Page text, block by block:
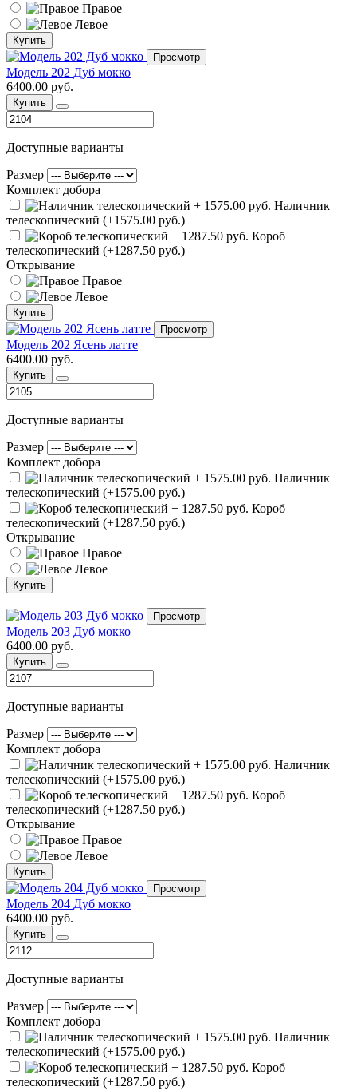
Правое
Левое
Купить
Просмотр
Модель 202 Дуб мокко
6400.00 руб.
Купить
Доступные варианты
Размер
Комплект добора
Наличник
телескопический (+1575.00 руб.)
Короб
телескопический (+1287.50 руб.)
Открывание
Правое
Левое
Купить
Просмотр
Модель 202 Ясень латте
6400.00 руб.
Купить
Доступные варианты
Размер
Комплект добора
Наличник
телескопический (+1575.00 руб.)
Короб
телескопический (+1287.50 руб.)
Открывание
Правое
Левое
Купить
Просмотр
Модель 203 Дуб мокко
6400.00 руб.
Купить
Доступные варианты
Размер
Комплект добора
Наличник
телескопический (+1575.00 руб.)
Короб
телескопический (+1287.50 руб.)
Открывание
Правое
Левое
Купить
Просмотр
Модель 204 Дуб мокко
6400.00 руб.
Купить
Доступные варианты
Размер
Комплект добора
Наличник
телескопический (+1575.00 руб.)
Короб
телескопический (+1287.50 руб.)